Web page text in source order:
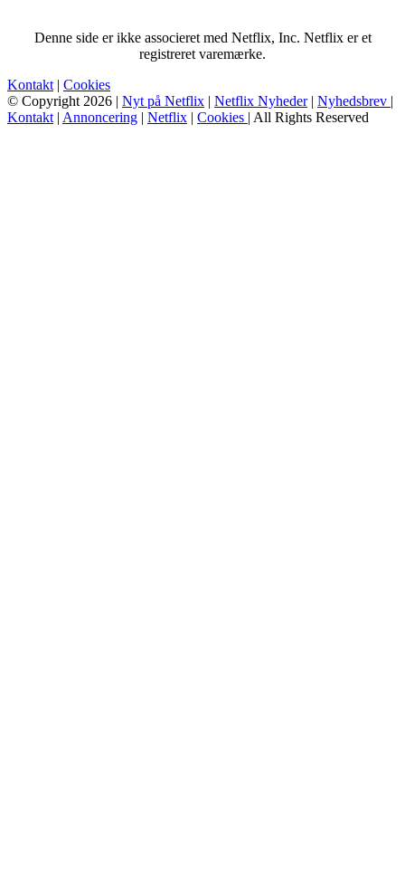
Denne side er ikke associeret med Netflix, Inc. Netflix er et
registreret varemærke.
Kontakt | Cookies
© Copyright 2026 | Nyt på Netflix | Netflix Nyheder| Nyhedsbrev |
Kontakt | Annoncering | Netflix | Cookies | All Rights Reserved